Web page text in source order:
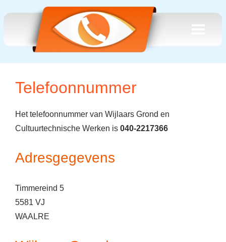
Telefoonnummer
Het telefoonnummer van Wijlaars Grond en
Cultuurtechnische Werken is 040-2217366
Adresgegevens
Timmereind 5
5581 VJ
WAALRE